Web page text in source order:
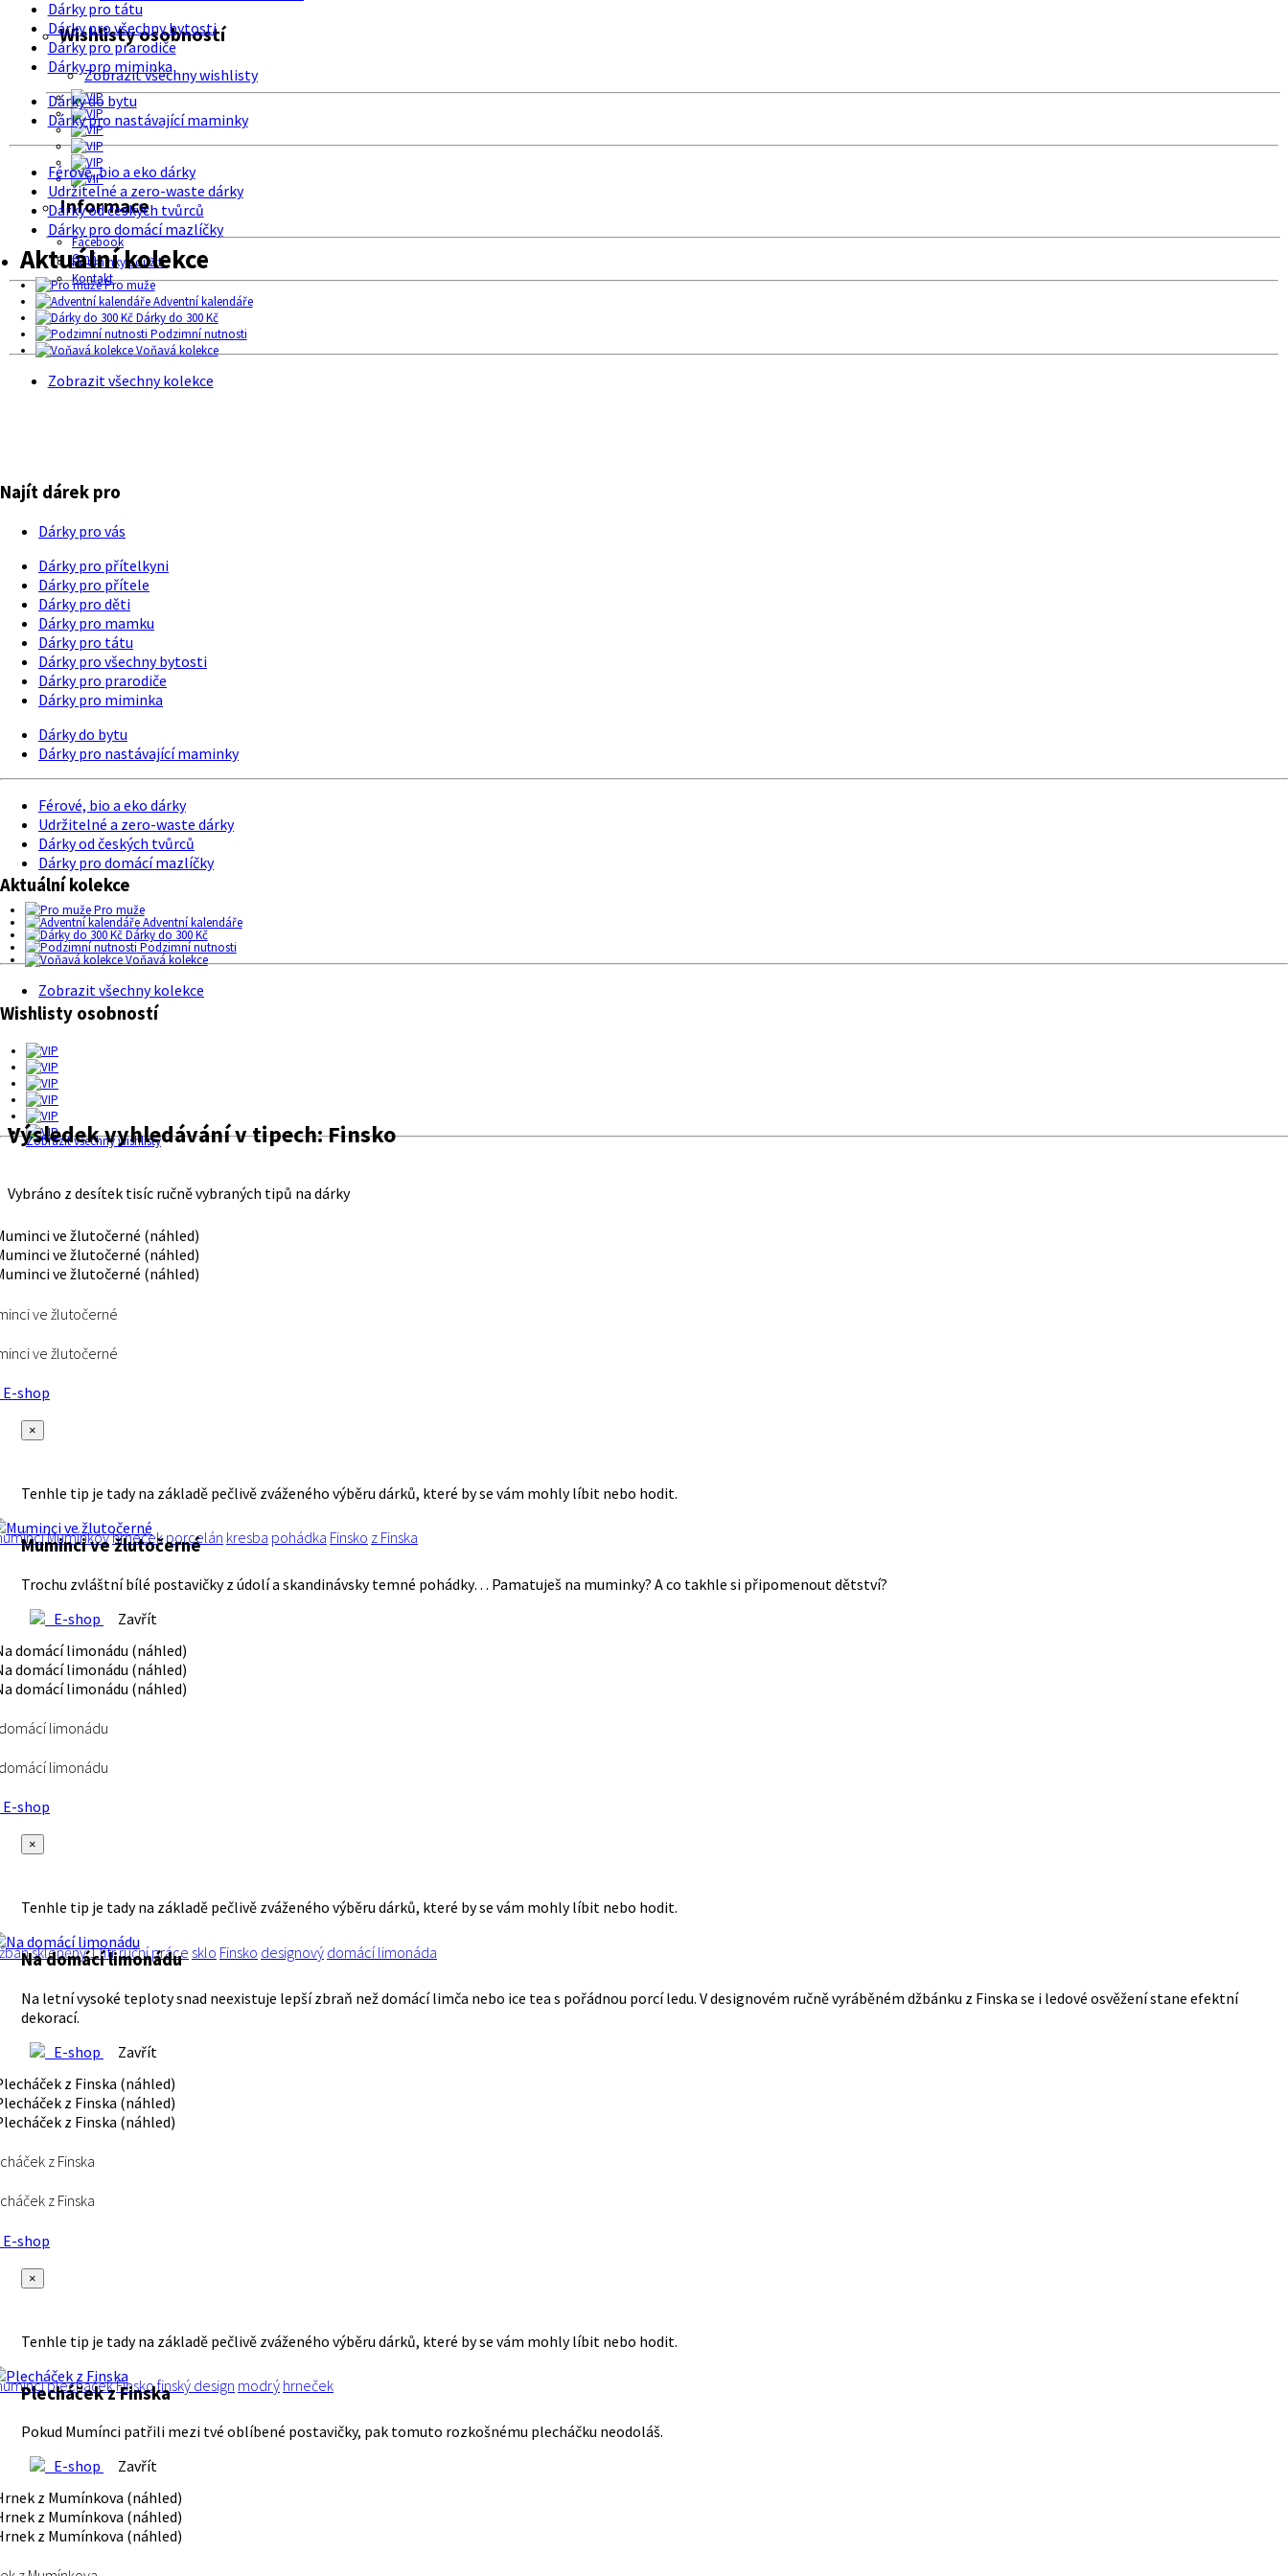
Wishlisty osobností
Zobrazit všechny wishlisty
Informace
Facebook
O nás
Podmínky použití
Kontakt
Dárky pro tátu
Dárky pro všechny bytosti
Dárky pro prarodiče
Dárky pro miminka
Dárky do bytu
Dárky pro nastávající maminky
Férové, bio a eko dárky
Udržitelné a zero-waste dárky
Dárky od českých tvůrců
Dárky pro domácí mazlíčky
Aktuální kolekce
Pro muže
Adventní kalendáře
Dárky do 300 Kč
Podzimní nutnosti
Voňavá kolekce
Zobrazit všechny kolekce
Najít dárek pro
Dárky pro vás
Dárky pro přítelkyni
Dárky pro přítele
Dárky pro děti
Dárky pro mamku
Dárky pro tátu
Dárky pro všechny bytosti
Dárky pro prarodiče
Dárky pro miminka
Dárky do bytu
Dárky pro nastávající maminky
Férové, bio a eko dárky
Udržitelné a zero-waste dárky
Dárky od českých tvůrců
Dárky pro domácí mazlíčky
Aktuální kolekce
Pro muže
Adventní kalendáře
Dárky do 300 Kč
Podzimní nutnosti
Voňavá kolekce
Zobrazit všechny kolekce
Wishlisty osobností
Zobrazit všechny wishlisty
Výsledek vyhledávání v tipech:Finsko
Vybráno z desítek tisíc ručně vybraných tipů na dárky
ve žlutočerné
ve žlutočerné
shop
×
Tenhle tip je tady na základě pečlivě zváženého výběru dárků, které by se vám mohly líbit nebo hodit.
Mumínkovhrneček porcelán kresba pohádka Finsko z Finska
Muminci ve žlutočerné
Trochu zvláštní bílé postavičky z údolí a skandinávsky temné pohádky… Pamatuješ na muminky? A co takhle si připomenout dětství?
E-shop
Zavřít
limonádu
limonádu
shop
×
Tenhle tip je tady na základě pečlivě zváženého výběru dárků, které by se vám mohly líbit nebo hodit.
skleněný1 litrruční práce sklo Finsko designový domácí limonáda
Na domácí limonádu
Na letní vysoké teploty snad neexistuje lepší zbraň než domácí limča nebo ice tea s pořádnou porcí ledu. V designovém ručně vyráběném džbánku z Finska se i ledové osvěžení stane efektní
dekorací.
E-shop
Zavřít
z Finska
z Finska
shop
×
Tenhle tip je tady na základě pečlivě zváženého výběru dárků, které by se vám mohly líbit nebo hodit.
plecháčekFinskofinský design modrý hrneček
Plecháček z Finska
Pokud Mumínci patřili mezi tvé oblíbené postavičky, pak tomuto rozkošnému plecháčku neodoláš.
E-shop
Zavřít